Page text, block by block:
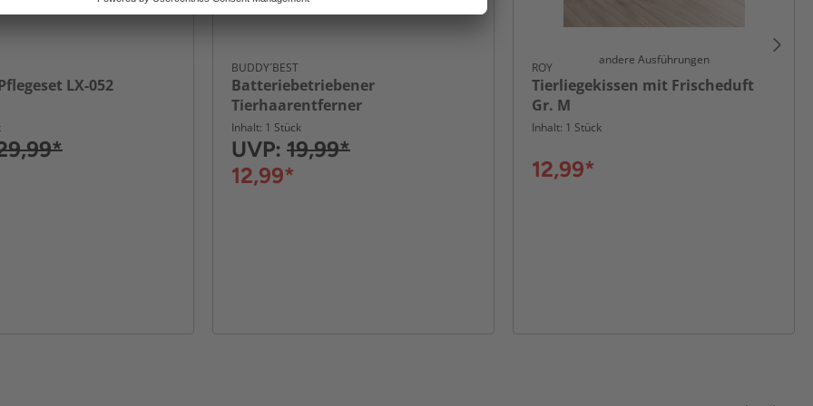
LX-052
BUDDY´BEST
Batteriebetriebener
Tierhaarentferner
Inhalt: 1 Stück
UVP: 19,99*
12,99*
andere Ausführungen
ROY
Tierliegekissen mit Frischeduft
Gr. M
Inhalt: 1 Stück
12,99*